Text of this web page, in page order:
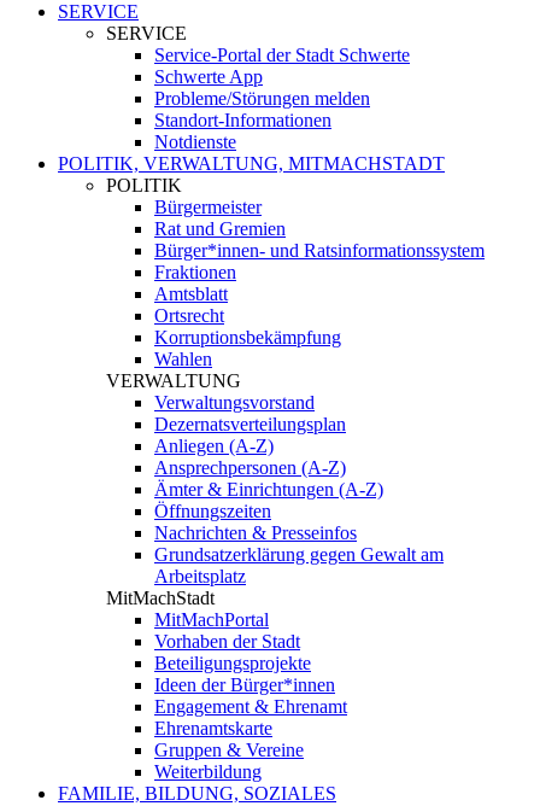
SERVICE
SERVICE
Service-Portal der Stadt Schwerte
Schwerte App
Probleme/Störungen melden
Standort-Informationen
Notdienste
POLITIK, VERWALTUNG, MITMACHSTADT
POLITIK
Bürgermeister
Rat und Gremien
Bürger*innen- und Ratsinformationssystem
Fraktionen
Amtsblatt
Ortsrecht
Korruptionsbekämpfung
Wahlen
VERWALTUNG
Verwaltungsvorstand
Dezernatsverteilungsplan
Anliegen (A-Z)
Ansprechpersonen (A-Z)
Ämter & Einrichtungen (A-Z)
Öffnungszeiten
Nachrichten & Presseinfos
Grundsatzerklärung gegen Gewalt am
Arbeitsplatz
MitMachStadt
MitMachPortal
Vorhaben der Stadt
Beteiligungsprojekte
Ideen der Bürger*innen
Engagement & Ehrenamt
Ehrenamtskarte
Gruppen & Vereine
Weiterbildung
FAMILIE, BILDUNG, SOZIALES